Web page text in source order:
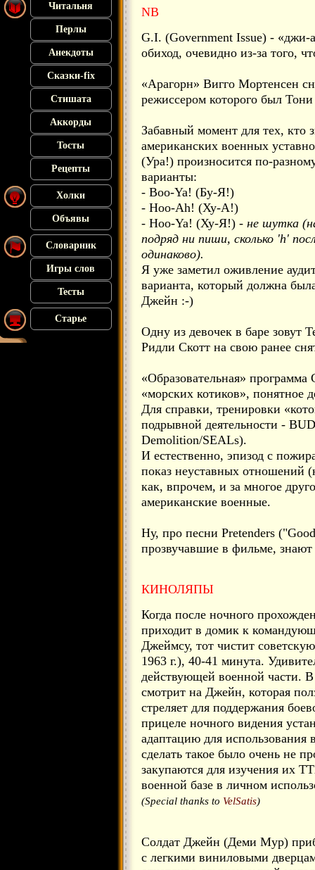
Читальня
Перлы
Анекдоты
Сказки-fix
Стишата
Аккорды
Тосты
Рецепты
Холки
Объявы
Словарник
Игры слов
Тесты
Старье
NB
G.I. (Government Issue) -
обиход, очевидно из-за того,
«Арагорн» Вигго Мортенсен
режиссером которого был
Забавный момент для тех, кто
американских военных
(Ура!) произносится по-
варианты:
- Boo-Ya! (Бу-Я!)
- Hoo-Ah! (Ху-А!)
- Hoo-Ya! (Ху-Я!) - не шутка
подряд ни пиши, сколько 'h'
одинаково).
Я уже заметил оживление
варианта, который должна
Джейн :-)
Одну из девочек в баре зовут
Ридли Скотт на свою ранее
«Образовательная» программа
«морских котиков», понятное
Для справки, тренировки
подрывной деятельности -
Demolition/SEALs).
И естественно, эпизод с
показ неуставных отношений
как, впрочем, и за многое
американские военные.
Ну, про песни Pretenders
прозвучавшие в фильме, знают
КИНОЛЯПЫ
Когда после ночного
приходит в домик к
Джеймсу, тот чистит
1963 г.), 40-41 минута.
действующей военной части.
смотрит на Джейн, которая
стреляет для поддержания
прицеле ночного видения
адаптацию для использования
сделать такое было очень не
закупаются для изучения их
военной базе в личном
(Special thanks to VelSatis)
Солдат Джейн (Деми Мур)
с легкими виниловыми